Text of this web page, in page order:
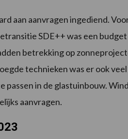
aan aanvragen ingediend.
SDE++ was een budget
betrekking op
technieken was er ook
passen in de glastuinbouw.
aanvragen.